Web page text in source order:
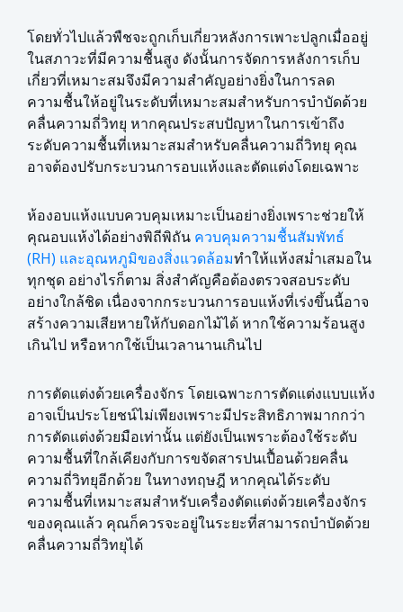
โดยทั่วไปแล้วพืชจะถูกเก็บเกี่ยวหลังการเพาะปลูกเมื่ออยู่
ในสภาวะที่มีความชื้นสูง ดังนั้นการจัดการหลังการเก็บ
เกี่ยวที่เหมาะสมจึงมีความสำคัญอย่างยิ่งในการลด
ความชื้นให้อยู่ในระดับที่เหมาะสมสำหรับการบำบัดด้วย
คลื่นความถี่วิทยุ หากคุณประสบปัญหาในการเข้าถึง
ระดับความชื้นที่เหมาะสมสำหรับคลื่นความถี่วิทยุ คุณ
อาจต้องปรับกระบวนการอบแห้งและตัดแต่งโดยเฉพาะ
ห้องอบแห้งแบบควบคุมเหมาะเป็นอย่างยิ่งเพราะช่วยให้
คุณอบแห้งได้อย่างพิถีพิถัน ควบคุมความชื้นสัมพัทธ์
(RH) และอุณหภูมิของสิ่งแวดล้อมทำให้แห้งสม่ำเสมอใน
ทุกชุด อย่างไรก็ตาม สิ่งสำคัญคือต้องตรวจสอบระดับ
อย่างใกล้ชิด เนื่องจากกระบวนการอบแห้งที่เร่งขึ้นนี้อาจ
สร้างความเสียหายให้กับดอกไม้ได้ หากใช้ความร้อนสูง
เกินไป หรือหากใช้เป็นเวลานานเกินไป
การตัดแต่งด้วยเครื่องจักร โดยเฉพาะการตัดแต่งแบบแห้ง
อาจเป็นประโยชน์ไม่เพียงเพราะมีประสิทธิภาพมากกว่า
การตัดแต่งด้วยมือเท่านั้น แต่ยังเป็นเพราะต้องใช้ระดับ
ความชื้นที่ใกล้เคียงกับการขจัดสารปนเปื้อนด้วยคลื่น
ความถี่วิทยุอีกด้วย ในทางทฤษฎี หากคุณได้ระดับ
ความชื้นที่เหมาะสมสำหรับเครื่องตัดแต่งด้วยเครื่องจักร
ของคุณแล้ว คุณก็ควรจะอยู่ในระยะที่สามารถบำบัดด้วย
คลื่นความถี่วิทยุได้